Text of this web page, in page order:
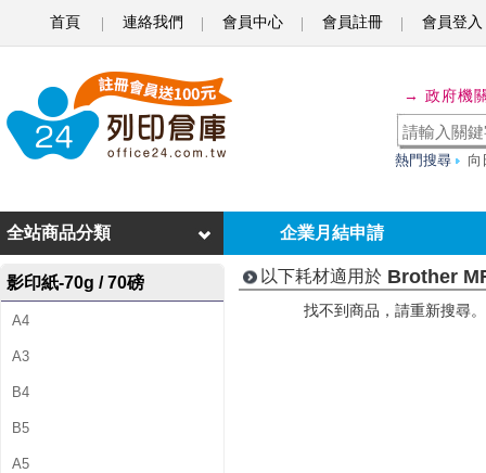
首頁 連絡我們 會員中心 會員註冊 會員登入
o
h
e
r
M
F
→ 政府機
熱門搜尋 向
企業月結申請
全站商品分類
影印紙-70g / 70磅
A4
A3
B4
B5
A5
以下耗材適用於 Brother
找不到商品，請重新搜尋。